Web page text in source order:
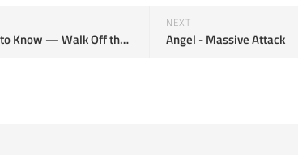
NEXT
Angel - Massive Attack
Somebody That I Used to Know — Walk Off the Earth | Last.fm